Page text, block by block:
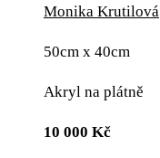
Monika Krutilová
50cm x 40cm
Akryl na plátně
10 000 Kč